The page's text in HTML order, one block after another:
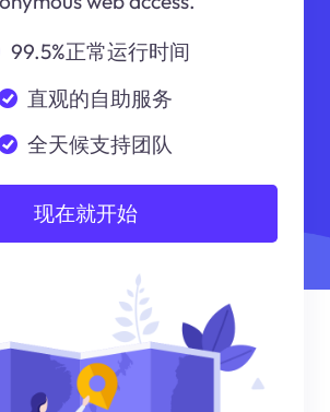
99.5%正常运行时间
直观的自助服务
全天候支持团队
现在就开始